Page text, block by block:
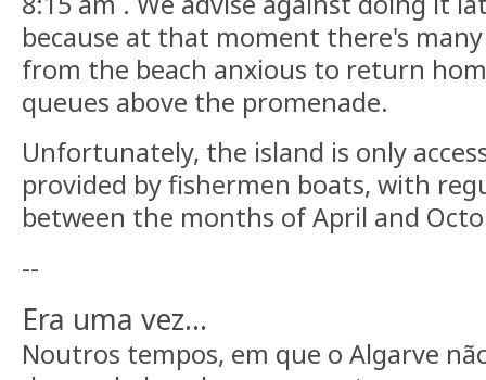
because at that moment there's
from the beach anxious to return
queues above the promenade.
Unfortunately, the island is only
provided by fishermen boats, with
between the months of April and
--
Era uma vez…
Noutros tempos, em que o Algarve